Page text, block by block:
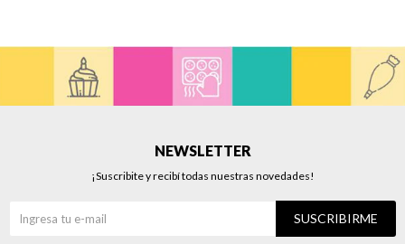
NEWSLETTER
¡Suscribite y recibí todas nuestras novedades!
SUSCRIBIRME